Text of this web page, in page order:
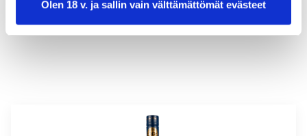
Olen 18 v. ja sallin vain välttämättömät evästeet